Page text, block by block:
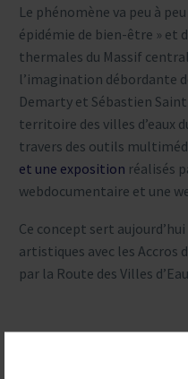
Le phénomène va peu à
épidémie de bien-être » et
thermales du Massif
l’imagination débordante
Demarty et Sébastien
territoire des villes d’eaux
travers des outils
et une exposition réalisés
webdocumentaire et une
Ce concept sert
artistiques avec les Accros
par la Route des Villes